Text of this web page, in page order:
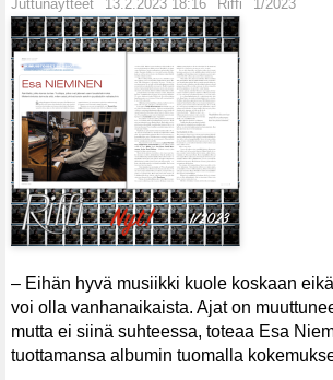
Juttunäytteet 13.2.2023 18:16 Riffi 1/2023
– Eihän hyvä musiikki kuole koskaan
voi olla vanhanaikaista. Ajat on
mutta ei siinä suhteessa, toteaa Esa
tuottamansa albumin tuomalla